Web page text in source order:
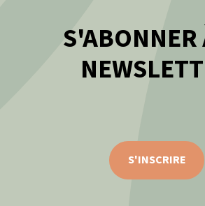
S'ABONNER
S'INSCRIRE